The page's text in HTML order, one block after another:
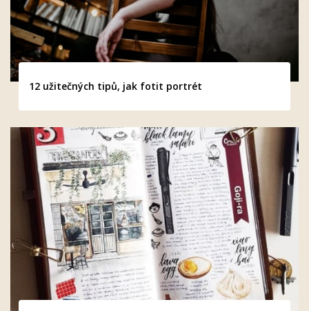
12 užitečných tipů, jak fotit portrét